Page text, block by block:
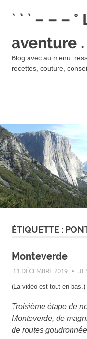
` ` ` – – –
aventure .
Blog avec au menu:
recettes, couture,
ÉTIQUETTE :
Monteverde
11 DÉCEMBRE 2019
(La vidéo est tout en bas.)
Troisième étape de
Monteverde, de
de routes